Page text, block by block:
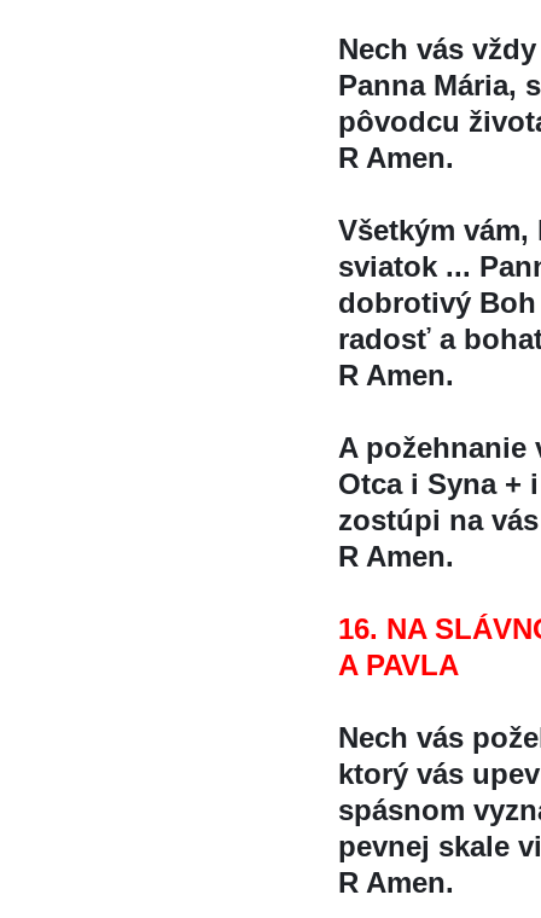
Nech vás
Panna Mária,
pôvodcu
R Amen.
Všetkým
sviatok ...
dobrotivý
radosť a
R Amen.
A požehnanie
Otca i Syna +
zostúpi na
R Amen.
16. NA
A PAVLA
Nech vás
ktorý vás
spásnom
pevnej skale
R Amen.